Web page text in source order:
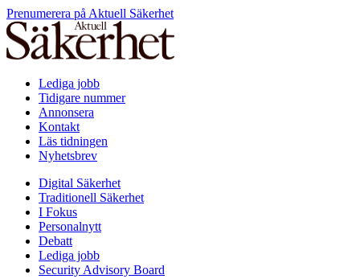
Prenumerera på Aktuell Säkerhet
Lediga jobb
Tidigare nummer
Annonsera
Kontakt
Läs tidningen
Nyhetsbrev
Digital Säkerhet
Traditionell Säkerhet
I Fokus
Personalnytt
Debatt
Lediga jobb
Security Advisory Board